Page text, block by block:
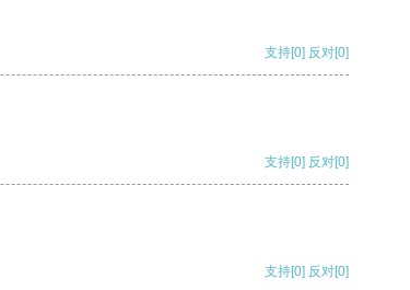
支持[0] 反对[0]
支持[0] 反对[0]
支持[0] 反对[0]